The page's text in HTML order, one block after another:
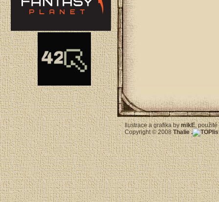
Ilustrace a grafika bymikE,
Copyright © 2008Thalie .